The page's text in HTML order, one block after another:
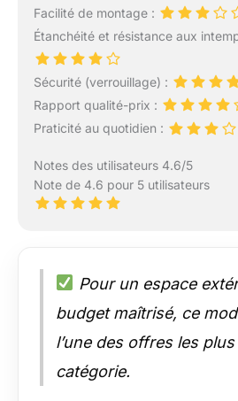
Facilité de montage :
Étanchéité et résistance aux
Sécurité (verrouillage) :
Rapport qualité-prix :
Praticité au quotidien :
Notes des utilisateurs 4.6/5
Note de 4.6 pour 5 utilisateurs
Pour un espace
budget maîtrisé, ce
l’une des offres les
catégorie.